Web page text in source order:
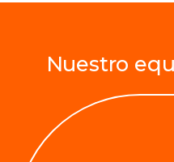
Nuestro